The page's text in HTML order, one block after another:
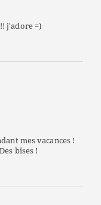
j'adore =)
mes vacances !
bises !